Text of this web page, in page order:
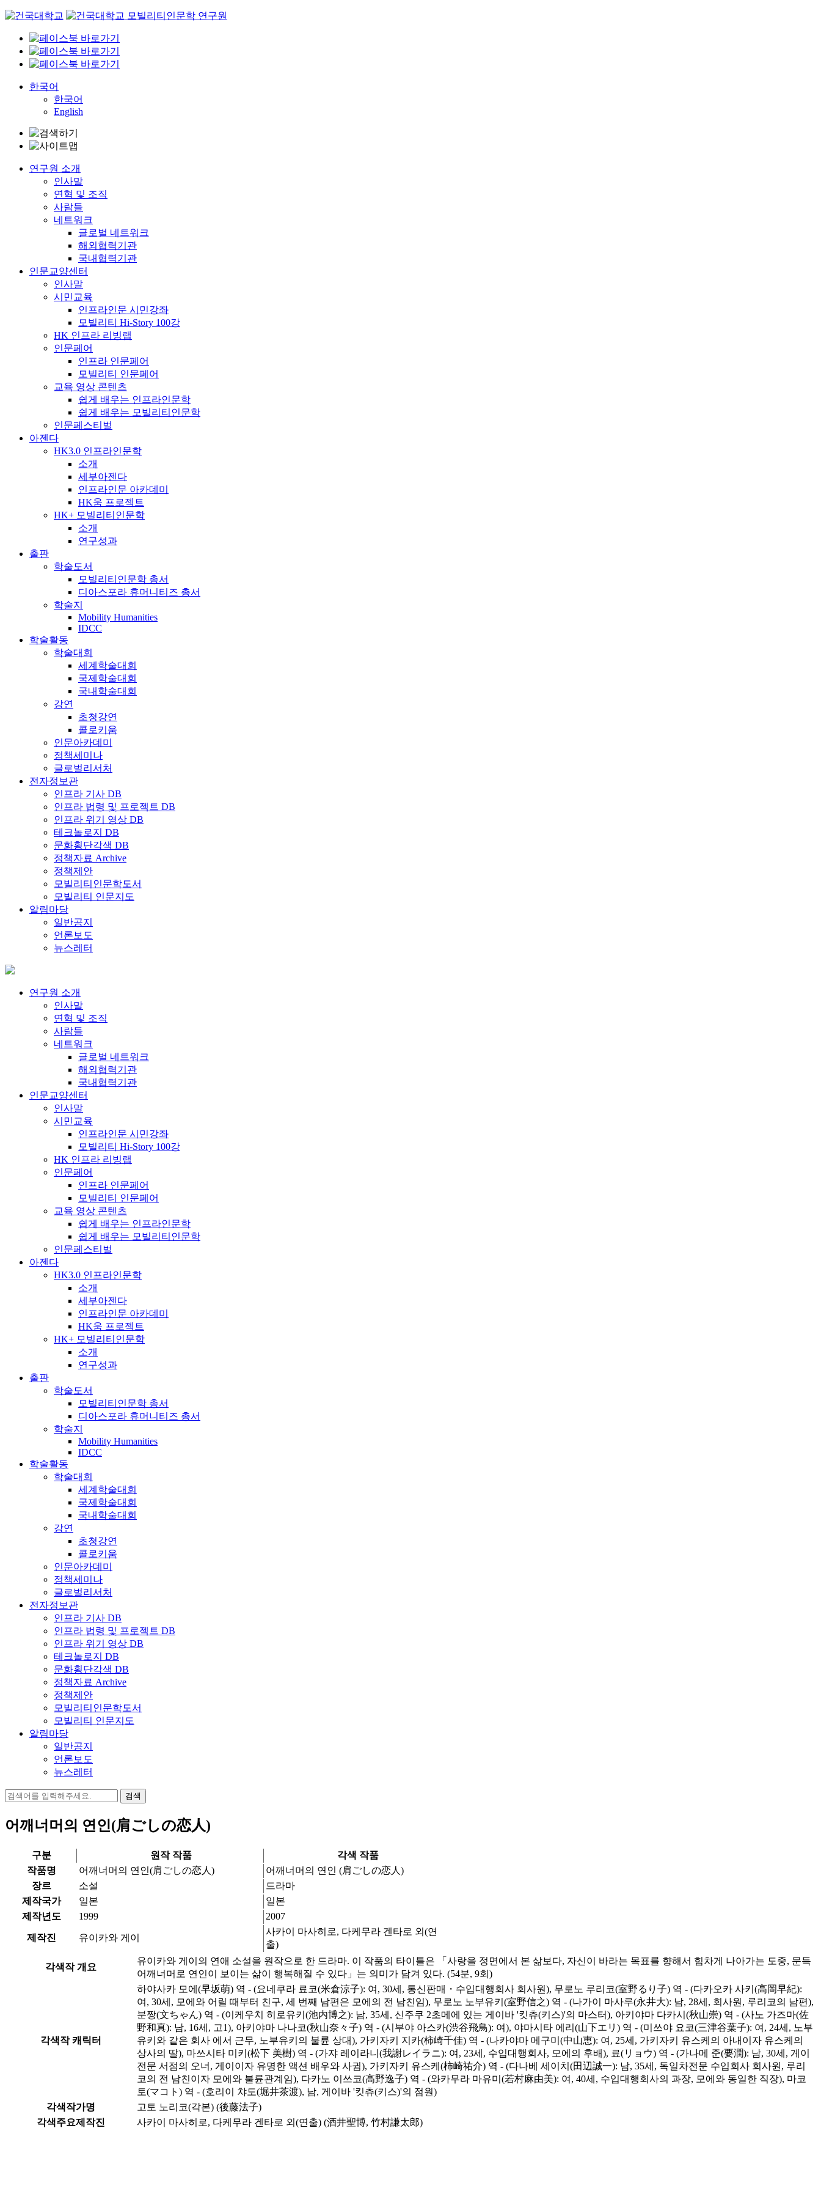
Skip
content
한국어
한국어
English
연구원 소개
인사말
연혁 및 조직
사람들
네트워크
글로벌 네트워크
해외협력기관
국내협력기관
인문교양센터
인사말
시민교육
인프라인문 시민강좌
모빌리티 Hi-Story 100강
HK 인프라 리빙랩
인문페어
인프라 인문페어
모빌리티 인문페어
교육 영상 콘텐츠
쉽게 배우는 인프라인문학
쉽게 배우는 모빌리티인문학
인문페스티벌
아젠다
HK3.0 인프라인문학
소개
세부아젠다
인프라인문 아카데미
HK움 프로젝트
HK+ 모빌리티인문학
소개
연구성과
출판
학술도서
모빌리티인문학 총서
디아스포라 휴머니티즈 총서
학술지
Mobility Humanities
IDCC
학술활동
학술대회
세계학술대회
국제학술대회
국내학술대회
강연
초청강연
콜로키움
인문아카데미
정책세미나
글로벌리서처
전자정보관
인프라 기사 DB
인프라 법령 및 프로젝트 DB
인프라 위기 영상 DB
테크놀로지 DB
문화횡단각색 DB
정책자료 Archive
정책제안
모빌리티인문학도서
모빌리티 인문지도
알림마당
일반공지
언론보도
뉴스레터
연구원 소개
인사말
연혁 및 조직
사람들
네트워크
글로벌 네트워크
해외협력기관
국내협력기관
인문교양센터
인사말
시민교육
인프라인문 시민강좌
모빌리티 Hi-Story 100강
HK 인프라 리빙랩
인문페어
인프라 인문페어
모빌리티 인문페어
교육 영상 콘텐츠
쉽게 배우는 인프라인문학
쉽게 배우는 모빌리티인문학
인문페스티벌
아젠다
HK3.0 인프라인문학
소개
세부아젠다
인프라인문 아카데미
HK움 프로젝트
HK+ 모빌리티인문학
소개
연구성과
출판
학술도서
모빌리티인문학 총서
디아스포라 휴머니티즈 총서
학술지
Mobility Humanities
IDCC
학술활동
학술대회
세계학술대회
국제학술대회
국내학술대회
강연
초청강연
콜로키움
인문아카데미
정책세미나
글로벌리서처
전자정보관
인프라 기사 DB
인프라 법령 및 프로젝트 DB
인프라 위기 영상 DB
테크놀로지 DB
문화횡단각색 DB
정책자료 Archive
정책제안
모빌리티인문학도서
모빌리티 인문지도
알림마당
일반공지
언론보도
뉴스레터
검
어깨너머의 연인(肩ごしの恋人)
구분 원작 작품
각색 작품
작품명
어깨너머의 연인(肩ごしの恋人)
어깨너머의 연인 (肩ごしの恋人)
장르
소설
드라마
제작국가
일본
일본
제작년도
1999 2007
제작진 유이카와 게이
사카이 마사히로, 다케무라 겐타로 외(연
출)
각색작 개요
유이카와 게이의 연애 소설을 원작으로 한 드라마. 이 작품의 타이틀은 「사랑을 정면에서 본 삶보다, 자신이 바라는 목표를 향해서 힘차게 나아가는 도중, 문득
어깨너머로 연인이 보이는 삶이 행복해질 수 있다」는 의미가 담겨 있다. (54분, 9회)
각색작 캐릭터
하야사카 모에(早坂萌) 역 - (요네쿠라 료코(米倉涼子): 여, 30세, 통신판매・수입대행회사 회사원), 무로노 루리코(室野るり子) 역 - (다카오카 사키(高岡早紀):
여, 30세, 모에와 어릴 때부터 친구, 세 번째 남편은 모에의 전 남친임), 무로노 노부유키(室野信之) 역 - (나가이 마사루(永井大): 남, 28세, 회사원, 루리코의 남편),
분짱(文ちゃん) 역 - (이케우치 히로유키(池内博之): 남, 35세, 신주쿠 2초메에 있는 게이바 '킷츄(키스)'의 마스터), 아키야마 다카시(秋山崇) 역 - (사노 가즈마(佐
野和真): 남, 16세, 고1), 아키야마 나나코(秋山奈々子) 역 - (시부야 아스카(渋谷飛鳥): 여), 야마시타 에리(山下エリ) 역 - (미쓰야 요코(三津谷葉子): 여, 24세, 노부
유키와 같은 회사 에서 근무, 노부유키의 불륜 상대), 가키자키 지카(柿崎千佳) 역 - (나카야마 메구미(中山恵): 여, 25세, 가키자키 유스케의 아내이자 유스케의
상사의 딸), 마쓰시타 미키(松下 美樹) 역 - (가쟈 레이라니(我謝レイラニ): 여, 23세, 수입대행회사, 모에의 후배), 료(リョウ) 역 - (가나메 준(要潤): 남, 30세, 게이
전문 서점의 오너, 게이이자 유명한 액션 배우와 사귐), 가키자키 유스케(柿崎祐介) 역 - (다나베 세이치(田辺誠一): 남, 35세, 독일차전문 수입회사 회사원, 루리
코의 전 남친이자 모에와 불륜관계임), 다카노 이쓰코(高野逸子) 역 - (와카무라 마유미(若村麻由美): 여, 40세, 수입대행회사의 과장, 모에와 동일한 직장), 마코
토(マコト) 역 - (호리이 챠도(堀井茶渡), 남, 게이바 '킷츄(키스)'의 점원)
각색작가명
고토 노리코(각본) (後藤法子)
각색주요제작진
사카이 마사히로, 다케무라 겐타로 외(연출) (酒井聖博, 竹村謙太郎)